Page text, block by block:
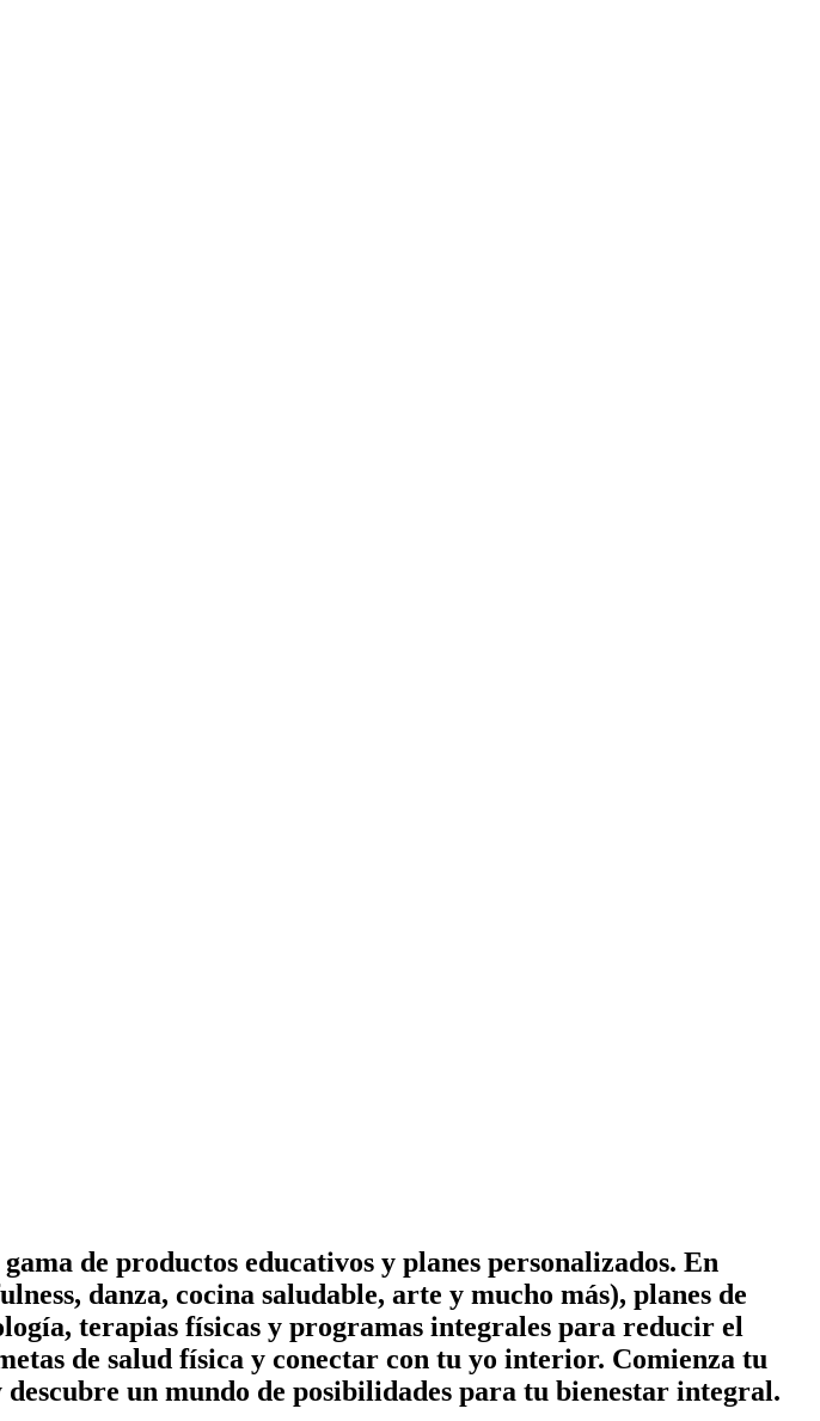
de productos educativos y planes personalizados. En
danza, cocina saludable, arte y mucho más), planes de
terapias físicas y programas integrales para reducir el
de salud física y conectar con tu yo interior. Comienza tu
un mundo de posibilidades para tu bienestar integral.